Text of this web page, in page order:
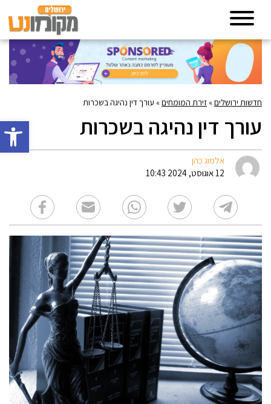
פתח
חדשות ירושלים» זירת המומחים» עורך דין נהיגה בשכרות
עורך דין נהיגה בשכרות
אלמוג כהן
12 אוגוסט, 2024 10:43